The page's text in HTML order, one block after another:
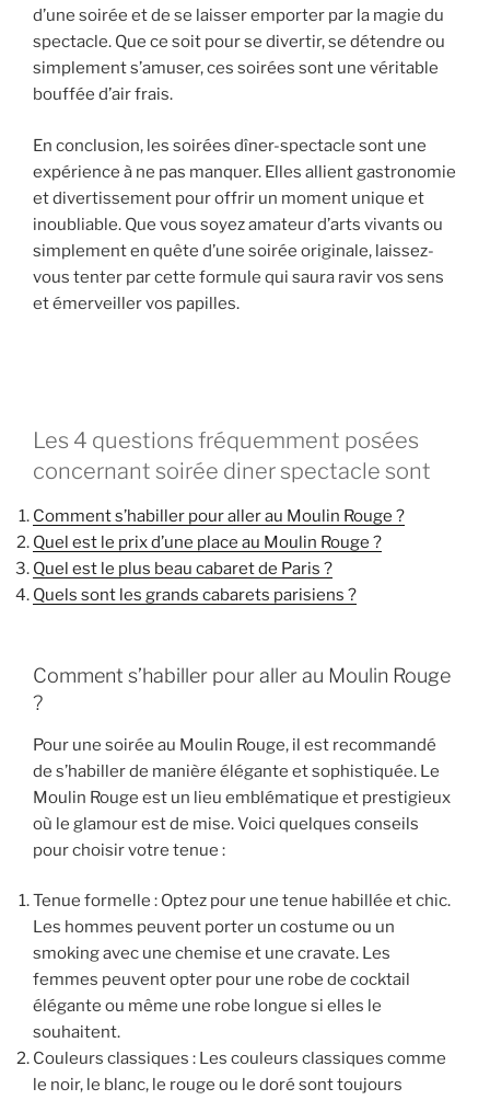
d’une soirée et de se laisser emporter par la magie du
spectacle. Que ce soit pour se divertir, se détendre ou
simplement s’amuser, ces soirées sont une véritable
bouffée d’air frais.
En conclusion, les soirées dîner-spectacle sont une
expérience à ne pas manquer. Elles allient gastronomie
et divertissement pour offrir un moment unique et
inoubliable. Que vous soyez amateur d’arts vivants ou
simplement en quête d’une soirée originale, laissez-
vous tenter par cette formule qui saura ravir vos sens
et émerveiller vos papilles.
Les 4 questions fréquemment posées
concernant soirée diner spectacle sont
Comment s’habiller pour aller au Moulin Rouge ?
Quel est le prix d’une place au Moulin Rouge ?
Quel est le plus beau cabaret de Paris ?
Quels sont les grands cabarets parisiens ?
Comment s’habiller pour aller au Moulin Rouge
?
Pour une soirée au Moulin Rouge, il est recommandé
de s’habiller de manière élégante et sophistiquée. Le
Moulin Rouge est un lieu emblématique et prestigieux
où le glamour est de mise. Voici quelques conseils
pour choisir votre tenue :
Tenue formelle : Optez pour une tenue habillée et chic.
Les hommes peuvent porter un costume ou un
smoking avec une chemise et une cravate. Les
femmes peuvent opter pour une robe de cocktail
élégante ou même une robe longue si elles le
souhaitent.
Couleurs classiques : Les couleurs classiques comme
le noir, le blanc, le rouge ou le doré sont toujours